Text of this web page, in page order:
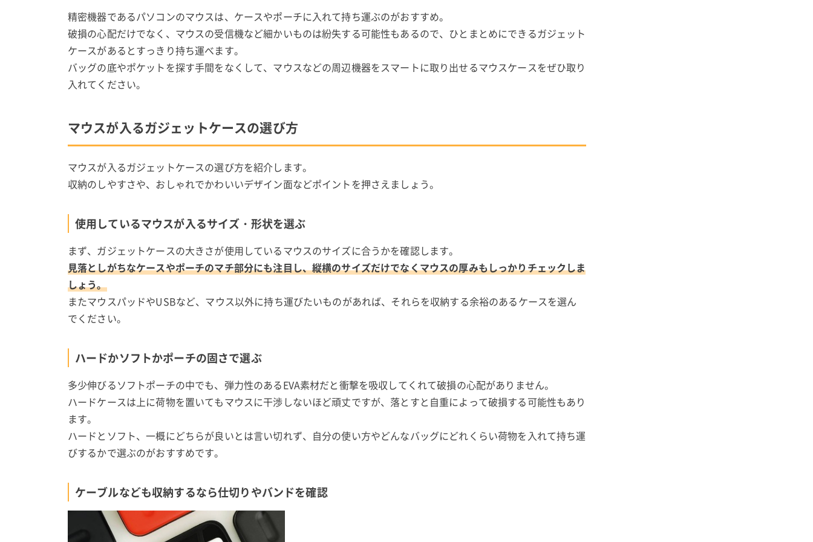
精密機器であるパソコンのマウスは、ケースやポーチに入れて持ち運ぶのがおすすめ。
破損の心配だけでなく、マウスの受信機など細かいものは紛失する可能性もあるので、ひとまとめにできるガジェット
ケースがあるとすっきり持ち運べます。
バッグの底やポケットを探す手間をなくして、マウスなどの周辺機器をスマートに取り出せるマウスケースをぜひ取り
入れてください。
マウスが入るガジェットケースの選び方
マウスが入るガジェットケースの選び方を紹介します。
収納のしやすさや、おしゃれでかわいいデザイン面などポイントを押さえましょう。
使用しているマウスが入るサイズ・形状を選ぶ
まず、ガジェットケースの大きさが使用しているマウスのサイズに合うかを確認します。
見落としがちなケースやポーチのマチ部分にも注目し、縦横のサイズだけでなくマウスの厚みもしっかりチェックしま
しょう。
またマウスパッドやUSBなど、マウス以外に持ち運びたいものがあれば、それらを収納する余裕のあるケースを選ん
でください。
ハードかソフトかポーチの固さで選ぶ
多少伸びるソフトポーチの中でも、弾力性のあるEVA素材だと衝撃を吸収してくれて破損の心配がありません。
ハードケースは上に荷物を置いてもマウスに干渉しないほど頑丈ですが、落とすと自重によって破損する可能性もあり
ます。
ハードとソフト、一概にどちらが良いとは言い切れず、自分の使い方やどんなバッグにどれくらい荷物を入れて持ち運
びするかで選ぶのがおすすめです。
ケーブルなども収納するなら仕切りやバンドを確認